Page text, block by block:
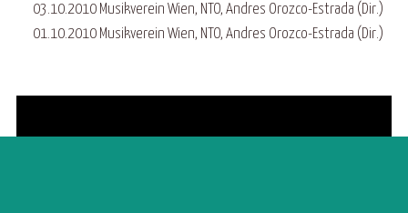
03.10.2010 Musikverein Wien, NTO, Andres Orozco-Estrada (Dir.)
01.10.2010 Musikverein Wien, NTO, Andres Orozco-Estrada (Dir.)